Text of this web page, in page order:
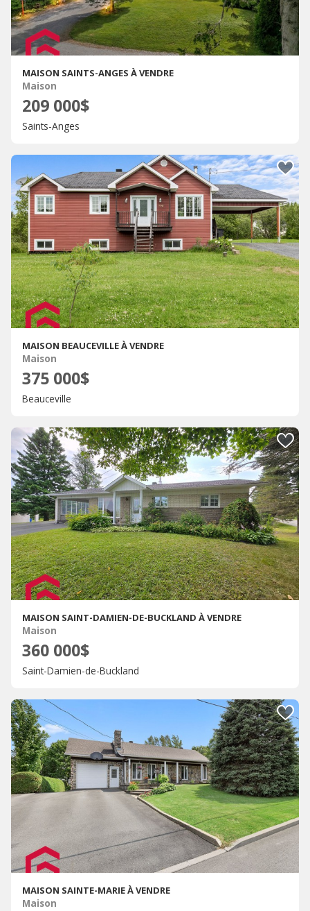
MAISON SAINTS-ANGES À VENDRE
Maison
209 000$
Saints-Anges
MAISON BEAUCEVILLE À VENDRE
Maison
375 000$
Beauceville
MAISON SAINT-DAMIEN-DE-BUCKLAND À VENDRE
Maison
360 000$
Saint-Damien-de-Buckland
MAISON SAINTE-MARIE À VENDRE
Maison